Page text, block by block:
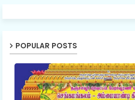
POPULAR POSTS